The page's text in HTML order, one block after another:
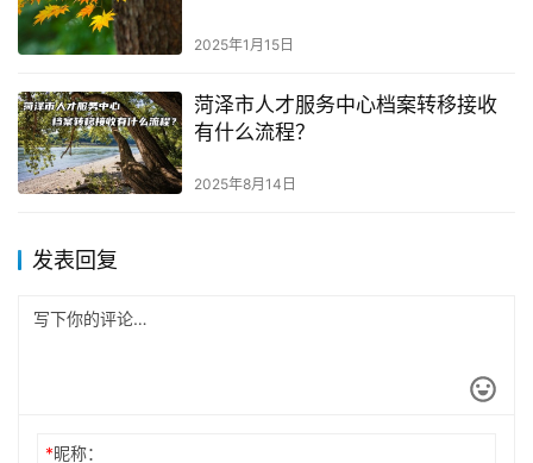
2025年1月15日
菏泽市人才服务中心档案转移接收
有什么流程？
2025年8月14日
发表回复
*昵称：